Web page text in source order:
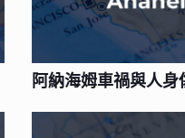
阿納海姆車禍與人身